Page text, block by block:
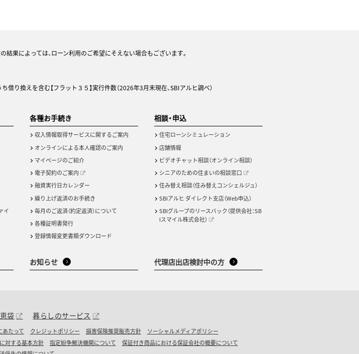
果によっては、ローン利用のご希望にそえない場合もございます。
り換えを含む【フラット３５】実行件数（2026年3月末現在、SBIアルヒ調べ）
イ
各種お手続き
収入情報取得サービスに関するご案内
オンラインによる本人確認のご案内
マイページのご紹介
電子契約のご案内
融資実行日カレンダー
繰り上げ返済のお手続き
毎月のご返済（約定返済）について
各種証明書発行
登録情報変更書類ダウンロード
相談・申込
住宅ローンシミュレーション
店舗情報
ビデオチャット相談（オンライン相談）
シニアのための住まいの相談窓口
住み替え相談（住み替えコンシェルジュ）
SBIアルヒ ダイレクト支店（Web申込）
SBIグループのリースバック（提供会社：SB
Iスマイル株式会社）
お知らせ 代理店出店検討中の方
袋 暮らしのサービス
あたって クレジットポリシー 損害保険推奨販売方針
ソーシャルメディアポリシー
対する基本方針 指定紛争解決機関について
保証付き商品における保証会社の概要について